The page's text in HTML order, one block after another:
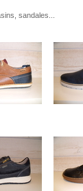
sandales...